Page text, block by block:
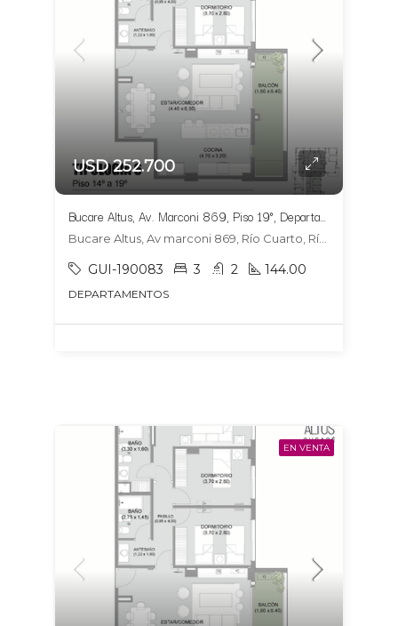
USD 252.700
Bucare Altus, Av. Marconi 869, Piso 19°, Departamento 1904, Tipologia 6
Bucare Altus, Av marconi 869, Río Cuarto, Río Cuarto
GUI-190083 3 2 144.00
DEPARTAMENTOS
EN VENTA